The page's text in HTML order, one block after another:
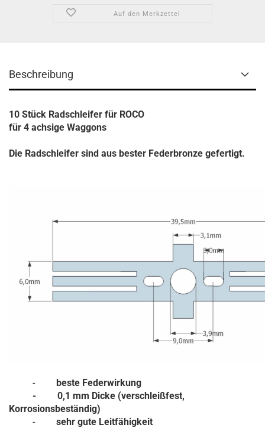
Auf den Merkzettel
Beschreibung
10 Stück Radschleifer für ROCO
für 4 achsige Waggons
Die Radschleifer sind aus bester Federbronze gefertigt.
- beste Federwirkung
- 0,1 mm Dicke (verschleißfest,
Korrosionsbeständig)
- sehr gute Leitfähigkeit